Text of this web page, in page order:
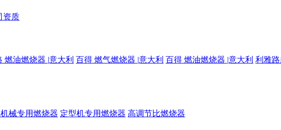
资质
燃油燃烧器 |意大利 百得 燃气燃烧器 |意大利 百得 燃油燃烧器 |意大利 利雅
械专用燃烧器 定型机专用燃烧器 高调节比燃烧器